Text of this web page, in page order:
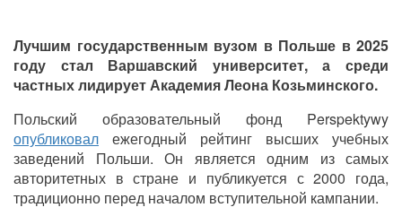
Лучшим государственным вузом в Польше в 2025
году стал Варшавский университет, а среди
частных лидирует Академия Леона Козьминского.
Польский образовательный фонд Perspektywy
опубликовал ежегодный рейтинг высших учебных
заведений Польши. Он является одним из самых
авторитетных в стране и публикуется с 2000 года,
традиционно перед началом вступительной кампании.